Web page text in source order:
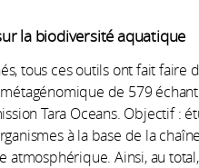
la biodiversité aquatique
tous ces outils ont fait faire
de 579
Tara Oceans. Objectif :
à la base de la
atmosphérique. Ainsi, au